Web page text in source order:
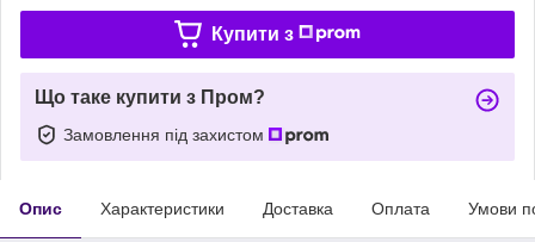
Купити з
Що таке купити з Пром?
Замовлення під захистом
Опис Характеристики Доставка Оплата Умови